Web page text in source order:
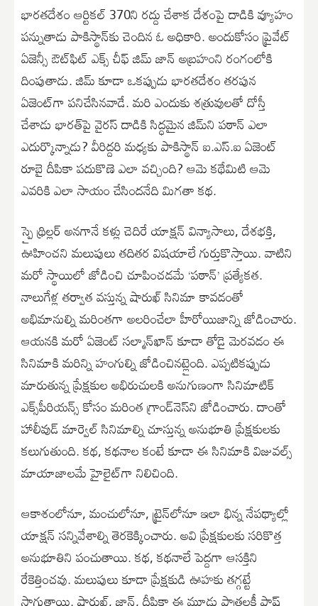
భార‌త‌దేశం ఆర్టిక‌ల్ 370ని ర‌ద్దు చేశాక దేశంపై దాడికి వ్యూహం
ప‌న్నుతాడు పాకిస్థాన్‌కు చెందిన ఓ అధికారి. అందుకోసం ప్రైవేట్
ఏజెన్సీ ఔట్‌ఫిట్ ఎక్స్ చీఫ్ జిమ్ జాన్‌ అబ్రహంని రంగంలోకి
దింపుతాడు. జిమ్ కూడా ఒక‌ప్పుడు భార‌త‌దేశం త‌ర‌పున
ఏజెంట్‌గా ప‌నిచేసిన‌వాడే. మ‌రి ఎందుకు శ‌త్రువుల‌తో దోస్తీ
చేశాడు భార‌త్‌పై వైర‌స్ దాడికి సిద్ధమైన జిమ్‌ని ప‌ఠాన్ ఎలా
ఎదుర్కొన్నాడు? వీరిద్దరి మ‌ధ్యకు పాకిస్థాన్ ఐ.ఎస్‌.ఐ ఏజెంట్
రూబై దీపికా ప‌దుకొణె ఎలా వ‌చ్చింది? ఆమె క‌థేమిటి ఆమె
ఎవ‌రికి ఎలా సాయం చేసిందనేది మిగ‌తా క‌థ‌.
స్పై థ్రిల్లర్ అన‌గానే క‌ళ్లు చెదిరే యాక్షన్ విన్యాసాలు, దేశ‌భ‌క్తి,
ఊహించ‌ని మ‌లుపులు త‌దిత‌ర విష‌యాలే గుర్తుకొస్తాయి. వాటిని
మ‌రో స్థాయిలో జోడించి చూపించడమే ‘ప‌ఠాన్‌’ ప్రత్యేక‌త‌.
నాలుగేళ్ల త‌ర్వాత వ‌స్తున్న షారుఖ్ సినిమా కావ‌డంతో
అభిమానుల్ని మ‌రింత‌గా అల‌రించేలా హీరోయిజాన్ని జోడించారు.
ఆయ‌న‌కి మరో ఏజెంట్ స‌ల్మాన్‌ఖాన్ కూడా తోడై మెర‌వ‌డం ఈ
సినిమాకి మ‌రిన్ని హంగుల్ని జోడించిన‌ట్లైంది. ఎప్పటిక‌ప్పుడు
మారుతున్న ప్రేక్షకుల అభిరుచుల‌కి అనుగుణంగా సినిమాటిక్
ఎక్స్‌పీరియ‌న్స్ కోసం మ‌రింత గ్రాండ్‌నెస్‌ని జోడించారు. దాంతో
హాలీవుడ్ మార్వెల్ సినిమాల్ని చూస్తున్న అనుభూతి ప్రేక్షకుల‌కు
క‌లుగుతుంది. క‌థ, క‌థ‌నాల కంటే కూడా ఈ సినిమాకి విజువ‌ల్స్
మాయాజాల‌మే హైలైట్‌గా నిలిచింది.
ఆకాశంలోనూ, మంచులోనూ, ట్రైన్‌లోనూ ఇలా భిన్న నేప‌థ్యాల్లో
యాక్షన్ సన్నివేశాల్ని తెర‌కెక్కించారు. అవి ప్రేక్షకుల‌కు స‌రికొత్త
అనుభూతిని పంచుతాయి. కథ‌, క‌థ‌నాలే పెద్దగా ఆస‌క్తిని
రేకెత్తించ‌వు. మ‌లుపులు కూడా ప్రేక్షకుడి ఊహకు త‌గ్గట్టే
సాగుతాయి. షారుఖ్‌, జాన్‌, దీపికా ఈ మూడు పాత్రల‌కీ ఫ్లాష్